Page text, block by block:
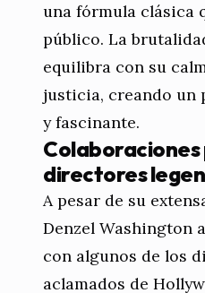
una fórmula clásica
público. La
equilibra con su
justicia, creando un
y fascinante.
directores
A pesar de su
Denzel Washington
con algunos de los
aclamados de